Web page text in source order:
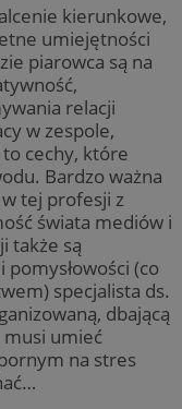
kierunkowe,
umiejętności
piarowca są na
relacji
w zespole,
cechy, które
Bardzo ważna
tej profesji z
świata mediów i
także są
pomysłowości (co
specjalista ds.
dbającą
musi umieć
na stres